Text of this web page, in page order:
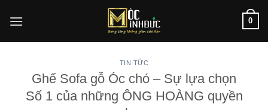
qua
0
TIN TỨC
Ghế Sofa gỗ Óc chó – Sự lựa chọn
Số 1 của những ÔNG HOÀNG quyền